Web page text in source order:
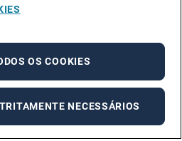
NECESSÁRIOS
OS COOKIES